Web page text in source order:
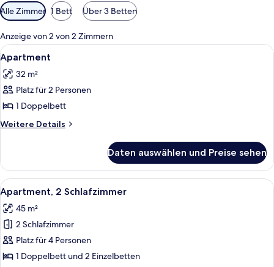
Verfügbare
Filter
für
Zimmer
Alle Zimmer 1 Bett Über 3 Betten
Anzeige von 2 von 2 Zimmern
Alle
Fotos
für
Apartment
anzeigen
Apartment | Schreibtisch, Bettwäsche
6
Apartment
32 m²
Platz für 2 Personen
1 Doppelbett
Weitere Details
Weitere
Daten auswählen und Preise sehen
Alle
Fotos
für
Apartment,
2 Schlafzimmer
anzeigen
Apartment, 2 Schlafzimmer |
5
Apartment, 2 Schlafzimmer
45 m²
2 Schlafzimmer
Platz für 4 Personen
1 Doppelbett und 2 Einzelbetten